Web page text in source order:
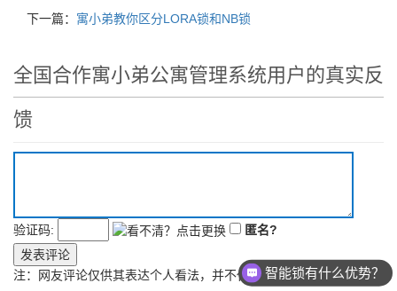
下一篇： 寓小弟教你区分LORA锁和NB锁
全国合作寓小弟公寓管理系统用户的真实反
馈
验证码:
匿名?
发表评论
注：网友评论仅供其表达个人看法，并不代表本站立场。
智能锁有什么优势？
支持试用吗？